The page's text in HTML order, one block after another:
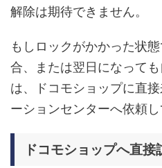
解除は期待できません。
もしロックがかかった状
合、または翌日になって
は、ドコモショップに直
ーションセンターへ依頼し
ドコモショップへ直